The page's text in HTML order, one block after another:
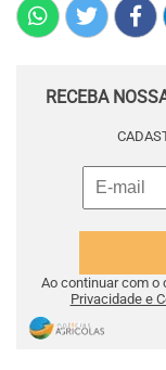
RECEBA
Ao continuar com o
Privacidade e